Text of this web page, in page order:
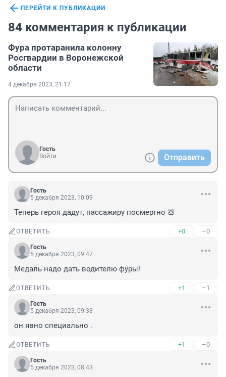
ПЕРЕЙТИ К ПУБЛИКАЦИИ
84 комментария к публикации
Фура протаранила колонну
Росгвардии в Воронежской
области
4 декабря 2023, 21:17
Гость
Войти
Отправить
Гость
5 декабря 2023, 10:09
Теперь героя дадут, пассажиру посмертно 💩
ОТВЕТИТЬ +0 –0
Гость
5 декабря 2023, 09:47
Медаль надо дать водителю фуры!
ОТВЕТИТЬ +1 –1
Гость
5 декабря 2023, 09:38
он явно специально .
ОТВЕТИТЬ +1 –0
Гость
5 декабря 2023, 08:43